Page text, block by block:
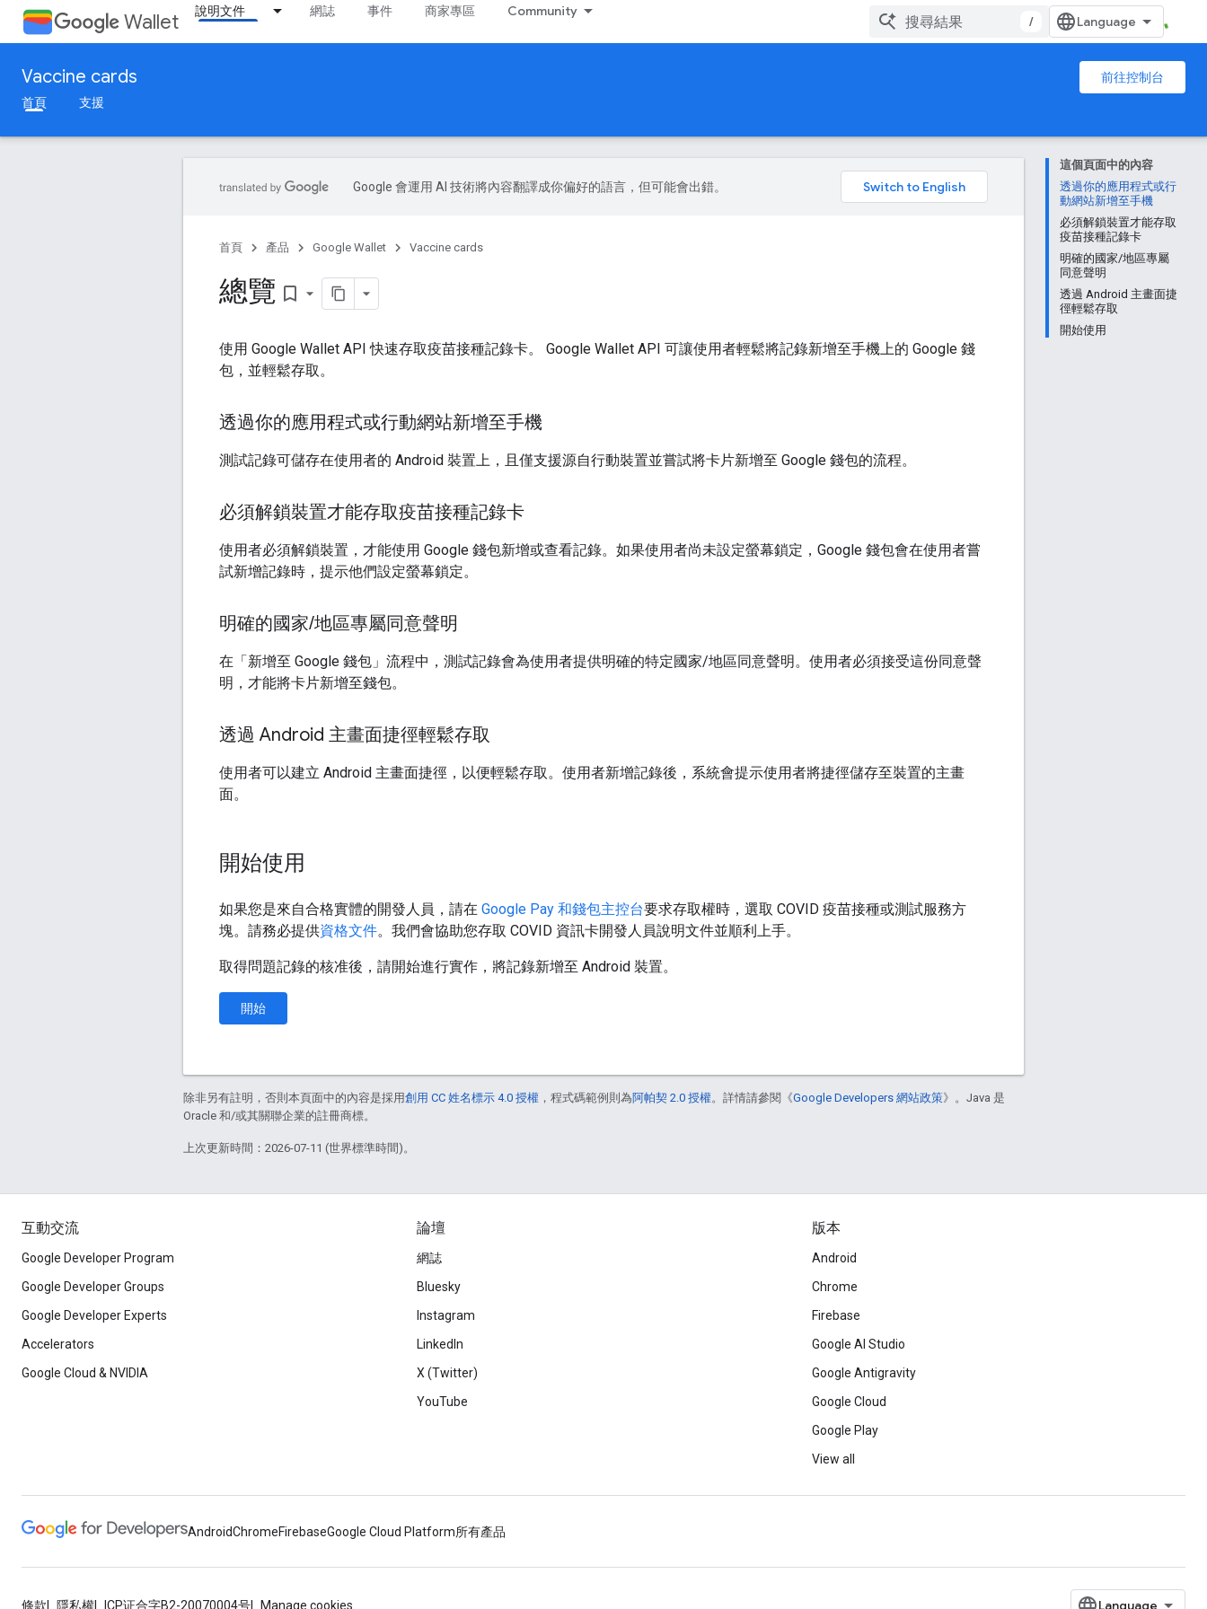
Wallet 說明文件 網誌 事件 商家專區 Community
/
Vaccine cards
前往控制台
首頁
支援
這個頁面中的內容
透過你的應用程式或行
動網站新增至手機
必須解鎖裝置才能存取
疫苗接種記錄卡
明確的國家/地區專屬
同意聲明
透過 Android 主畫面捷
徑輕鬆存取
開始使用
Google 會運用 AI 技術將內容翻譯成你偏好的語言，但可能會出錯。
首頁 產品 Google Wallet Vaccine cards
總覽 bookmark_border
使用 Google Wallet API 快速存取疫苗接種記錄卡。 Google Wallet API 可讓使用者輕鬆將記錄新增至手機上的 Google 錢
包，並輕鬆存取。
透過你的應用程式或行動網站新增至手機
測試記錄可儲存在使用者的 Android 裝置上，且僅支援源自行動裝置並嘗試將卡片新增至 Google 錢包的流程。
必須解鎖裝置才能存取疫苗接種記錄卡
使用者必須解鎖裝置，才能使用 Google 錢包新增或查看記錄。如果使用者尚未設定螢幕鎖定，Google 錢包會在使用者嘗
試新增記錄時，提示他們設定螢幕鎖定。
明確的國家/地區專屬同意聲明
在「新增至 Google 錢包」流程中，測試記錄會為使用者提供明確的特定國家/地區同意聲明。使用者必須接受這份同意聲
明，才能將卡片新增至錢包。
透過 Android 主畫面捷徑輕鬆存取
使用者可以建立 Android 主畫面捷徑，以便輕鬆存取。使用者新增記錄後，系統會提示使用者將捷徑儲存至裝置的主畫
面。
開始使用
如果您是來自合格實體的開發人員，請在 Google Pay 和錢包主控台要求存取權時，選取 COVID 疫苗接種或測試服務方
塊。請務必提供資格文件。我們會協助您存取 COVID 資訊卡開發人員說明文件並順利上手。
取得問題記錄的核准後，請開始進行實作，將記錄新增至 Android 裝置。
開始
除非另有註明，否則本頁面中的內容是採用創用 CC 姓名標示 4.0 授權 ，程式碼範例則為阿帕契 2.0 授權。詳情請參閱《Google Developers 網站政策》。Java 是
Oracle 和/或其關聯企業的註冊商標。
上次更新時間：2026-07-11 (世界標準時間)。
互動交流
Google Developer Program
Google Developer Groups
Google Developer Experts
Accelerators
Google Cloud & NVIDIA
論壇
網誌
Bluesky
Instagram
LinkedIn
X (Twitter)
YouTube
版本
Android
Chrome
Firebase
Google AI Studio
Google Antigravity
Google Cloud
Google Play
View all
AndroidChromeFirebaseGoogle Cloud Platform所有產品
條款 隱私權 ICP证合字B2-20070004号 Manage cookies